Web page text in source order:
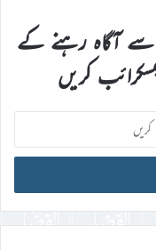
سے آگاہ رہنے کے
کریں